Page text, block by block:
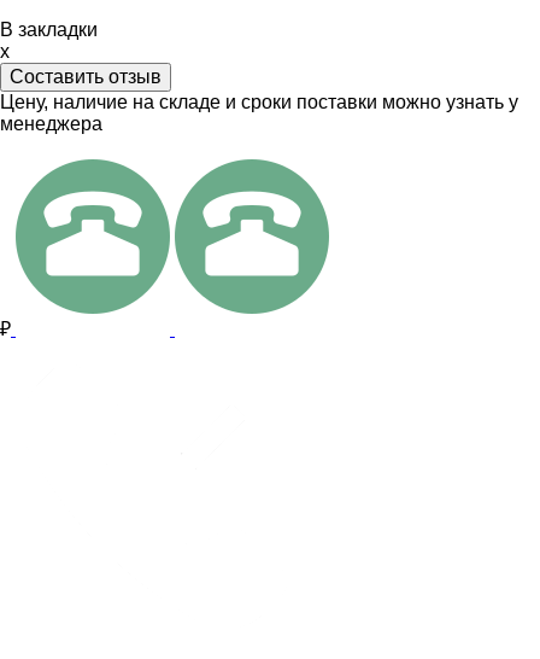
В закладки
x
Составить отзыв
Цену, наличие на складе и сроки поставки можно узнать у
менеджера
₽